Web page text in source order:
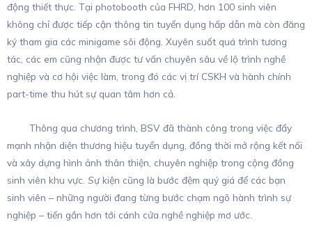
động thiết thực. Tại photobooth của FHRD, hơn 100 sinh viên
không chỉ được tiếp cận thông tin tuyển dụng hấp dẫn mà còn đăng
ký tham gia các minigame sôi động. Xuyên suốt quá trình tương
tác, các em cũng nhận được tư vấn chuyên sâu về lộ trình nghề
nghiệp và cơ hội việc làm, trong đó các vị trí CSKH và hành chính
part-time thu hút sự quan tâm hơn cả.
Thông qua chương trình, BSV đã thành công trong việc đẩy
mạnh nhận diện thương hiệu tuyển dụng, đồng thời mở rộng kết nối
và xây dựng hình ảnh thân thiện, chuyên nghiệp trong cộng đồng
sinh viên khu vực. Sự kiện cũng là bước đệm quý giá để các bạn
sinh viên – những người đang từng bước chạm ngõ hành trình sự
nghiệp – tiến gần hơn tới cánh cửa nghề nghiệp mơ ước.